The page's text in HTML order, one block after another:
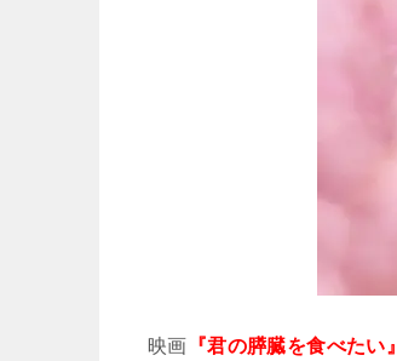
映画 『君の膵臓を食べたい』